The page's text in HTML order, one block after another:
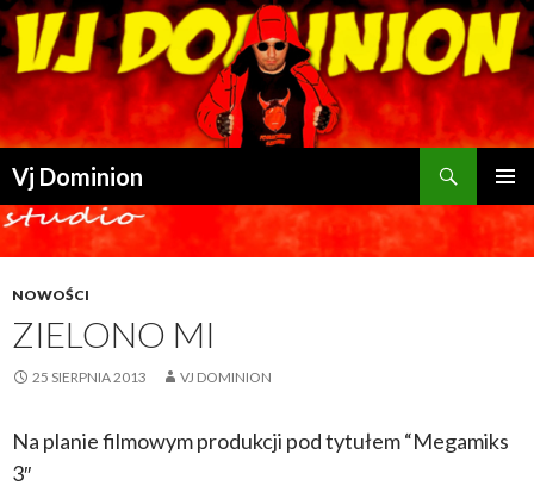
Vj Dominion
Szukaj
PRZESKOCZ DO TREŚCI
NOWOŚCI
ZIELONO MI
25 SIERPNIA 2013 VJ DOMINION
Na planie filmowym produkcji pod tytułem “Megamiks
3″